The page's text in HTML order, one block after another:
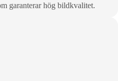
garanterar hög bildkvalitet.